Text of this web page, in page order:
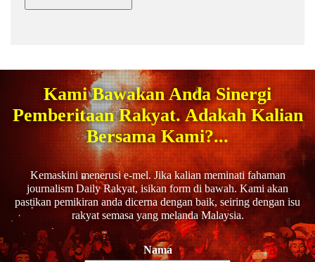
Kami Bawakan Anda Sinergi
Pemberitaan Rakyat. Adakah Kalian
Bersama Kami?...
Kemaskini menerusi e-mel. Jika kalian meminati fahaman
journalism Daily Rakyat, isikan form di bawah. Kami akan
pastikan pemikiran anda dicerna dengan baik, seiring dengan isu
rakyat semasa yang melanda Malaysia.
Nama